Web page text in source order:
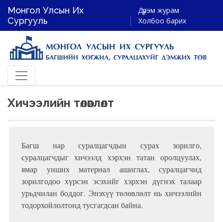
Монгол Улсын Их
Сургууль
Дүрэм журам
Холбоо барих
Хичээлийн төлөвлөлт
Багш нар суралцагчдын сурах зорилго,
суралцагчдыг хичээлд хэрхэн татан оролцуулах,
ямар унших материал ашиглах, суралцагчид
зорилгодоо хүрсэн эсэхийг хэрхэн дүгнэх талаар
урьдчилан боддог. Энэхүү төлөвлөлт нь хичээлийн
тодорхойлолтонд тусгагдсан байна.